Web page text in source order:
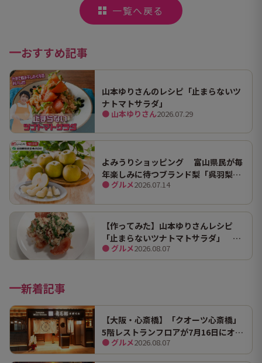
一覧へ戻る
おすすめ記事
山本ゆりさんのレシピ「止まらないツ
ナトマトサラダ」
● 山本ゆりさん2026.07.29
よみうりショッピング 富山県民が毎
年楽しみに待つブランド梨「呉羽梨
（幸水）」限定100箱を特別販売！
● グルメ2026.07.14
【作ってみた】山本ゆりさんレシピ
「止まらないツナトマトサラダ」 ホ
ンマにうますぎて止まらん
● グルメ2026.08.07
新着記事
【大阪・心斎橋】「クオーツ心斎橋」
5階レストランフロアが7月16日にオー
プン！ 全国初・関西初出店を含む多彩
な9店舗
● グルメ2026.08.07